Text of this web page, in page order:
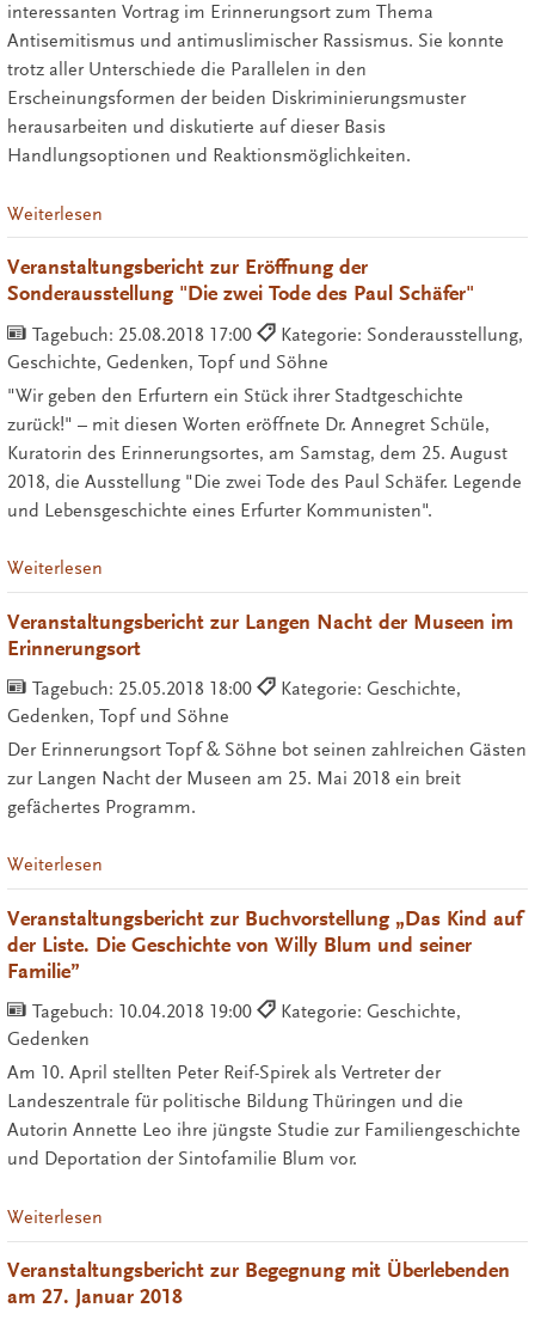
interessanten Vortrag im Erinnerungsort zum Thema
Antisemitismus und antimuslimischer Rassismus. Sie konnte
trotz aller Unterschiede die Parallelen in den
Erscheinungsformen der beiden Diskriminierungsmuster
herausarbeiten und diskutierte auf dieser Basis
Handlungsoptionen und Reaktionsmöglichkeiten.
Weiterlesen
Veranstaltungsbericht zur Eröffnung der
Sonderausstellung "Die zwei Tode des Paul Schäfer"
Tagebuch: 25.08.2018 17:00
Kategorie: Sonderausstellung,
Geschichte, Gedenken, Topf und Söhne
"Wir geben den Erfurtern ein Stück ihrer Stadtgeschichte
zurück!" – mit diesen Worten eröffnete Dr. Annegret Schüle,
Kuratorin des Erinnerungsortes, am Samstag, dem 25. August
2018, die Ausstellung "Die zwei Tode des Paul Schäfer. Legende
und Lebensgeschichte eines Erfurter Kommunisten".
Weiterlesen
Veranstaltungsbericht zur Langen Nacht der Museen im
Erinnerungsort
Tagebuch: 25.05.2018 18:00
Kategorie: Geschichte,
Gedenken, Topf und Söhne
Der Erinnerungsort Topf & Söhne bot seinen zahlreichen Gästen
zur Langen Nacht der Museen am 25. Mai 2018 ein breit
gefächertes Programm.
Weiterlesen
Veranstaltungsbericht zur Buchvorstellung „Das Kind auf
der Liste. Die Geschichte von Willy Blum und seiner
Familie”
Tagebuch: 10.04.2018 19:00
Kategorie: Geschichte,
Gedenken
Am 10. April stellten Peter Reif-Spirek als Vertreter der
Landeszentrale für politische Bildung Thüringen und die
Autorin Annette Leo ihre jüngste Studie zur Familiengeschichte
und Deportation der Sintofamilie Blum vor.
Weiterlesen
Veranstaltungsbericht zur Begegnung mit Überlebenden
am 27. Januar 2018